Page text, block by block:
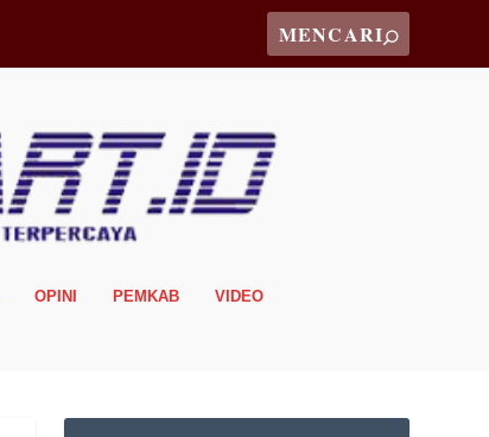
OPINI PEMKAB VIDEO